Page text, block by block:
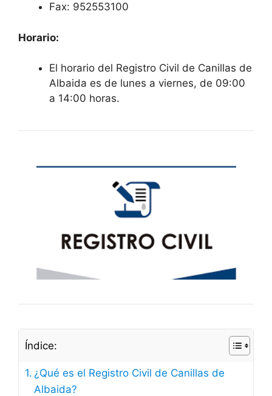
Fax: 952553100
Horario:
El horario del Registro Civil de Canillas de
Albaida es de lunes a viernes, de 09:00
a 14:00 horas.
Índice:
¿Qué es el Registro Civil de Canillas de
Albaida?